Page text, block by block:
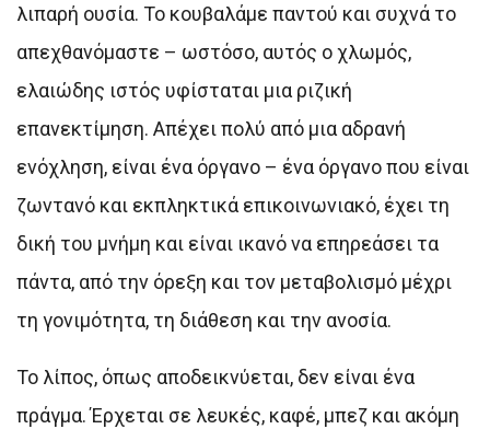
λιπαρή ουσία. Το κουβαλάμε παντού και συχνά το
απεχθανόμαστε – ωστόσο, αυτός ο χλωμός,
ελαιώδης ιστός υφίσταται μια ριζική
επανεκτίμηση. Απέχει πολύ από μια αδρανή
ενόχληση, είναι ένα όργανο – ένα όργανο που είναι
ζωντανό και εκπληκτικά επικοινωνιακό, έχει τη
δική του μνήμη και είναι ικανό να επηρεάσει τα
πάντα, από την όρεξη και τον μεταβολισμό μέχρι
τη γονιμότητα, τη διάθεση και την ανοσία.
Το λίπος, όπως αποδεικνύεται, δεν είναι ένα
πράγμα. Έρχεται σε λευκές, καφέ, μπεζ και ακόμη